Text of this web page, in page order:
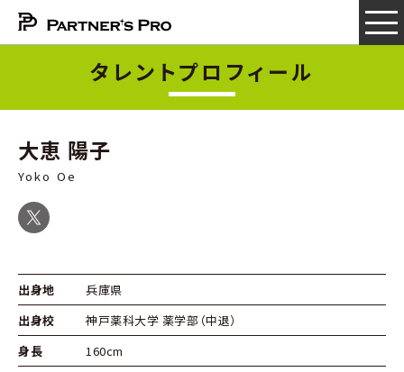
タレントプロフィール
大恵 陽子
Yoko Oe
出身地
兵庫県
出身校
神戸薬科大学 薬学部（中退）
身長
160cm